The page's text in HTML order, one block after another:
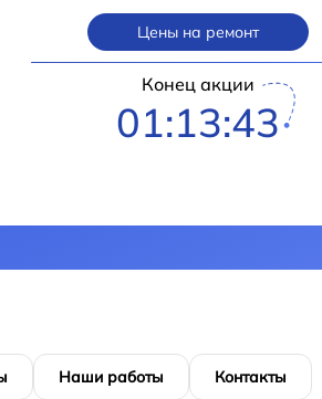
Цены на ремонт
Конец акции
01:13:43
Наши работы Контакты